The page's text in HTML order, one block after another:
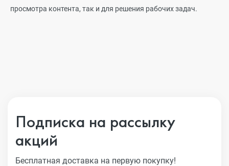
просмотра контента, так и для решения рабочих задач.
Подписка на рассылку
акций
Бесплатная доставка на первую покупку!